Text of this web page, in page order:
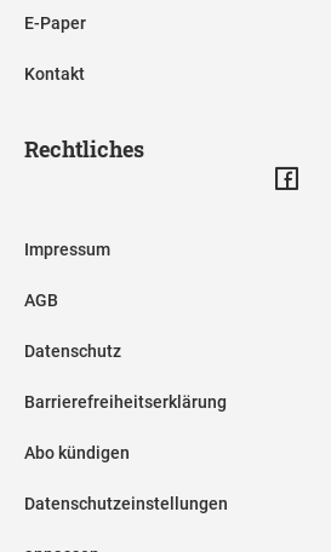
E-Paper
Kontakt
Rechtliches
Impressum
AGB
Datenschutz
Barrierefreiheitserklärung
Abo kündigen
Datenschutzeinstellungen